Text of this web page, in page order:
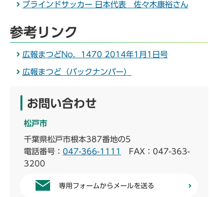
ブラインドサッカー 日本代表 佐々木康裕さん
参考リンク
広報まつどNo．1470 2014年1月1日号
広報まつど（バックナンバー）
お問い合わせ
松戸市
千葉県松戸市根本387番地の5
電話番号： 047-366-1111
FAX：047-363-
3200
専用フォームからメールを送る